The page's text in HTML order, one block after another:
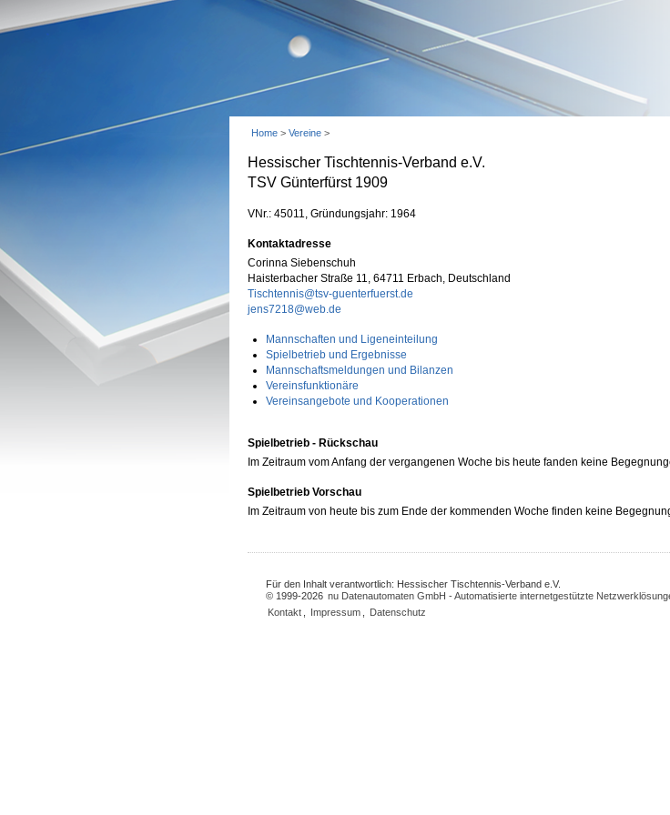
Home > Vereine >
Hessischer Tischtennis-Verband e.V.
TSV Günterfürst 1909
VNr.: 45011, Gründungsjahr: 1964
Kontaktadresse
Corinna Siebenschuh
Haisterbacher Straße 11, 64711 Erbach, Deutschland
Tischtennis@tsv-guenterfuerst.de
jens7218@web.de
Mannschaften und Ligeneinteilung
Spielbetrieb und Ergebnisse
Mannschaftsmeldungen und Bilanzen
Vereinsfunktionäre
Vereinsangebote und Kooperationen
Spielbetrieb - Rückschau
Im Zeitraum vom Anfang der vergangenen Woche bis heute fanden keine
Spielbetrieb Vorschau
Im Zeitraum von heute bis zum Ende der kommenden Woche finden keine
Für den Inhalt verantwortlich: Hessischer Tischtennis-Verband e.V.
© 1999-2026 nu Datenautomaten GmbH - Automatisierte internetgestützte
Kontakt
Impressum Datenschutz